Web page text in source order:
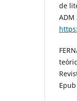
de
ADM